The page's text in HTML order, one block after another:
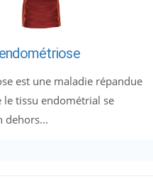
est une maladie répandue
le tissu endométrial se
dehors...